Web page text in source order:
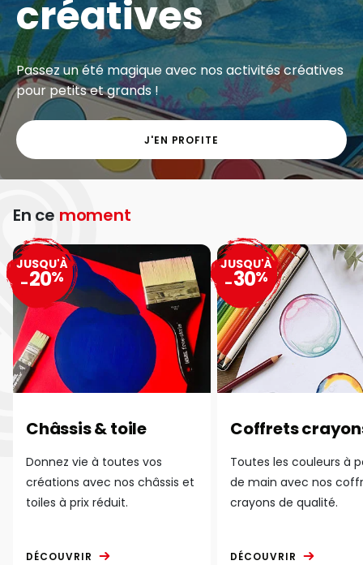
Exclu web - Gros volumes à petits prix sur une
grande sélection de matériel artistique.
J'EN PROFITE
En ce moment
Châssis & toile
Donnez vie à toutes vos
créations avec nos châssis et
toiles à prix réduit.
DÉCOUVRIR
JUSQU'À
-20%
Coffrets
Toutes les couleurs à
de main avec nos
crayons de qualité.
DÉCOUVRIR
JUSQU'À
-30%